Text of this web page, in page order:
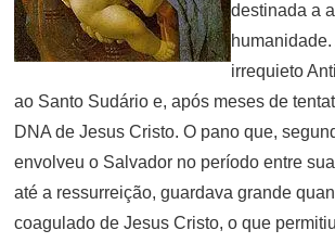
destinada a
irrequieto
ao Santo Sudário e, após meses de
DNA de Jesus Cristo. O pano que,
envolveu o Salvador no período entre
até a ressurreição, guardava grande
coagulado de Jesus Cristo, o que